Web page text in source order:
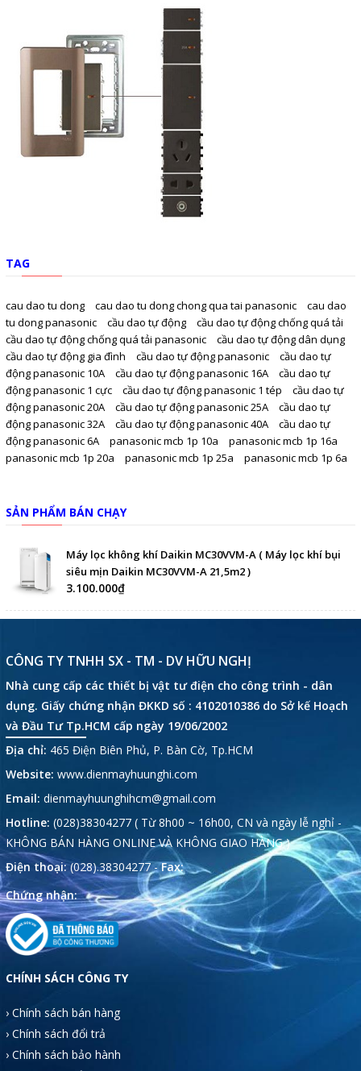
TAG
cau dao tu dong cau dao tu dong chong qua tai panasonic
cau dao
tu dong panasonic
cầu dao tự động
cầu dao tự động chống quá tải
cầu dao tự động chống quá tải panasonic
cầu dao tự động dân dụng
cầu dao tự động gia đình
cầu dao tự động panasonic
cầu dao tự
động panasonic 10A
cầu dao tự động panasonic 16A
cầu dao tự
động panasonic 1 cực
cầu dao tự động panasonic 1 tép
cầu dao tự
động panasonic 20A
cầu dao tự động panasonic 25A
cầu dao tự
động panasonic 32A
cầu dao tự động panasonic 40A
cầu dao tự
động panasonic 6A
panasonic mcb 1p 10a
panasonic mcb 1p 16a
panasonic mcb 1p 20a
panasonic mcb 1p 25a panasonic mcb 1p 6a
SẢN PHẨM BÁN CHẠY
Máy lọc không khí Daikin MC30VVM-A ( Máy lọc khí bụi
siêu mịn Daikin MC30VVM-A 21,5m2 )
3.100.000₫
CÔNG TY TNHH SX - TM - DV HỮU NGHỊ
Nhà cung cấp các thiết bị vật tư điện cho công trình - dân
dụng. Giấy chứng nhận ĐKKD số : 4102010386 do Sở kế Hoạch
và Đầu Tư Tp.HCM cấp ngày 19/06/2002
Địa chỉ: 465 Điện Biên Phủ, P. Bàn Cờ, Tp.HCM
Website: www.dienmayhuunghi.com
Email: dienmayhuunghihcm@gmail.com
Hotline: (028)38304277 ( Từ 8h00 ~ 16h00, CN và ngày lễ nghỉ -
KHÔNG BÁN HÀNG ONLINE VÀ KHÔNG GIAO HÀNG )
Điện thoại:(028).38304277 -Fax:
Chứng nhận:
CHÍNH SÁCH CÔNG TY
› Chính sách bán hàng
› Chính sách đổi trả
› Chính sách bảo hành